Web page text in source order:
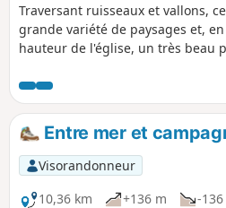
Traversant ruisseaux et vallons,
grande variété de paysages et,
hauteur de l'église, un très beau
Entre mer et
Visorandonneur
10,36 km
+136 m
-